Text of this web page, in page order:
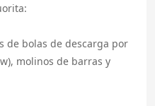
de bolas de descarga por
molinos de barras y